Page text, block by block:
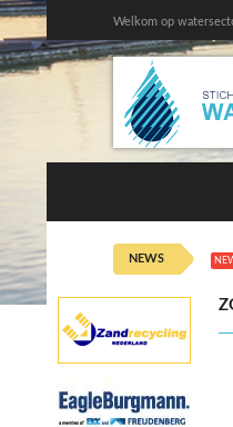
Welkom op
NEWS